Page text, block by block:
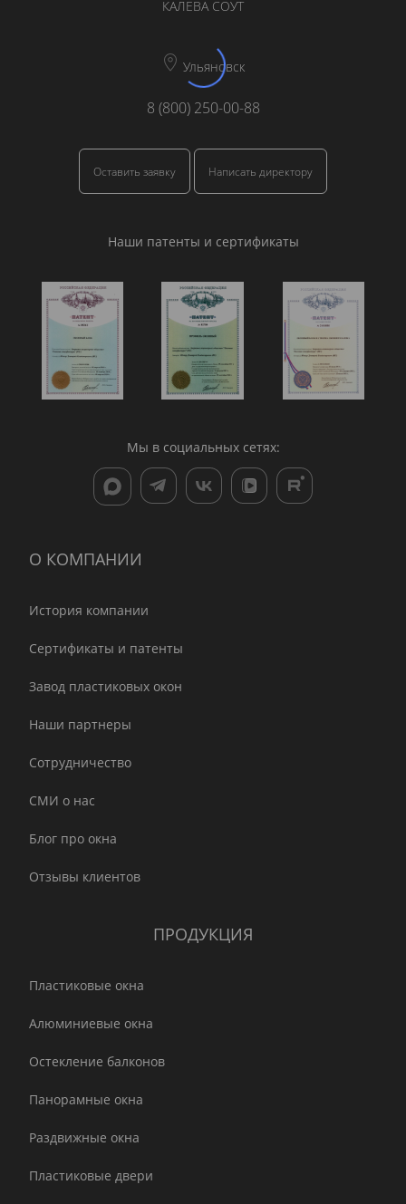
КАЛЕВА СОУТ
Ульяновск
8 (800) 250-00-88
Оставить заявку Написать директору
Наши патенты и сертификаты
Мы в социальных сетях:
О КОМПАНИИ
История компании
Сертификаты и патенты
Завод пластиковых окон
Наши партнеры
Сотрудничество
СМИ о нас
Блог про окна
Отзывы клиентов
ПРОДУКЦИЯ
Пластиковые окна
Алюминиевые окна
Остекление балконов
Панорамные окна
Раздвижные окна
Пластиковые двери